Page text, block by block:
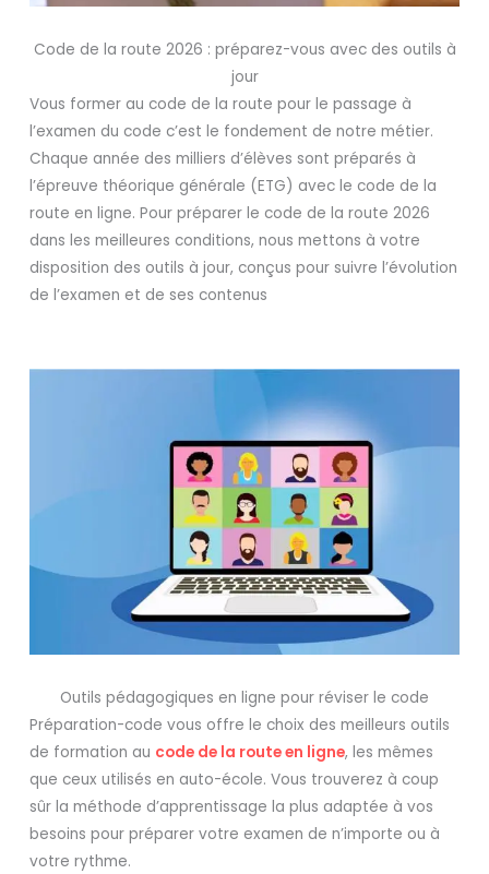
Code de la route 2026 : préparez-vous avec des outils à
jour
Vous former au code de la route pour le passage à
l’examen du code c’est le fondement de notre métier.
Chaque année des milliers d’élèves sont préparés à
l’épreuve théorique générale (ETG) avec le code de la
route en ligne. Pour préparer le code de la route 2026
dans les meilleures conditions, nous mettons à votre
disposition des outils à jour, conçus pour suivre l’évolution
de l’examen et de ses contenus
Outils pédagogiques en ligne pour réviser le code
Préparation-code vous offre le choix des meilleurs outils
de formation au code de la route en ligne, les mêmes
que ceux utilisés en auto-école. Vous trouverez à coup
sûr la méthode d’apprentissage la plus adaptée à vos
besoins pour préparer votre examen de n’importe ou à
votre rythme.